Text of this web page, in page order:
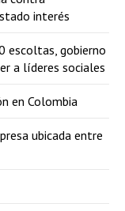
interés
escoltas, gobierno
a líderes sociales
en Colombia
ubicada entre